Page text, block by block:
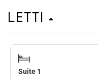
Letti
Suite 1